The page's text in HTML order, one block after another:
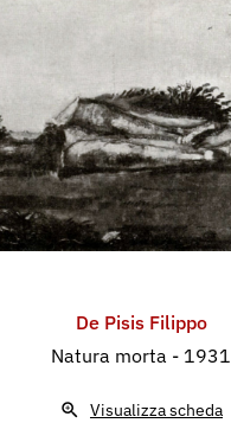
De Pisis Filippo
Natura morta - 1931
Visualizza scheda